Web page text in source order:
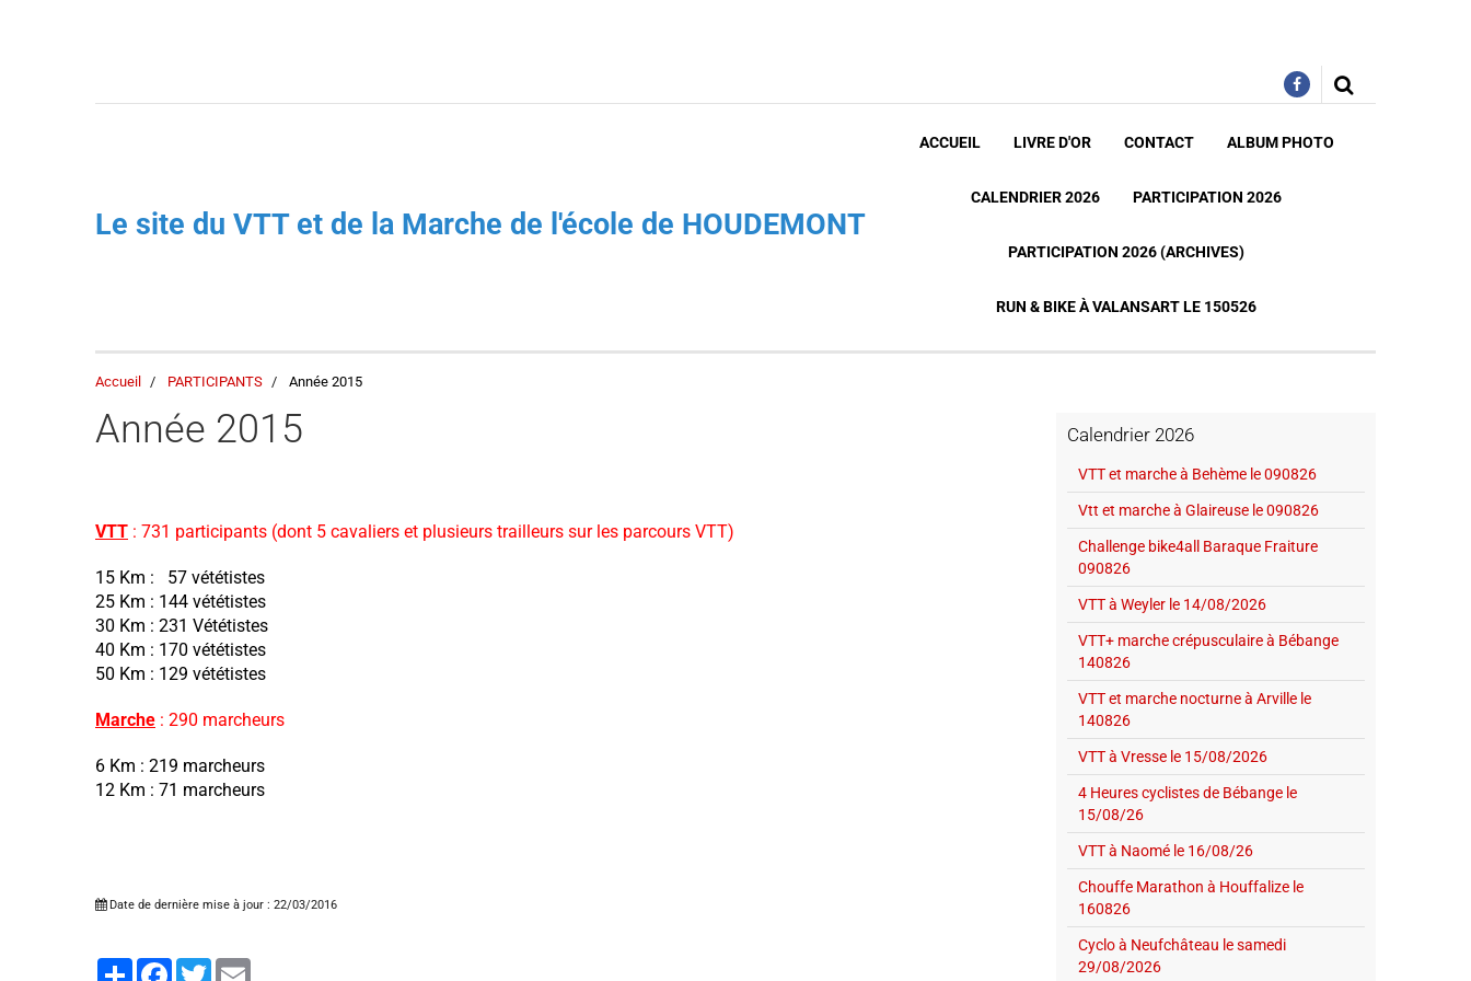
Le site du VTT et de la Marche de l'école de HOUDEMONT
ACCUEIL LIVRE D'OR CONTACT ALBUM PHOTO
CALENDRIER 2026 PARTICIPATION 2026
PARTICIPATION 2026 (ARCHIVES)
RUN & BIKE À VALANSART LE 150526
Accueil PARTICIPANTS Année 2015
Année 2015
VTT : 731 participants (dont 5 cavaliers et plusieurs trailleurs sur les parcours VTT)
15 Km : 57 vététistes
25 Km : 144 vététistes
30 Km : 231 Vététistes
40 Km : 170 vététistes
50 Km : 129 vététistes
Marche : 290 marcheurs
6 Km : 219 marcheurs
12 Km : 71 marcheurs
Date de dernière mise à jour : 22/03/2016
PartagerFacebook
Twitter
Calendrier 2026
VTT et marche à Behème le 090826
Vtt et marche à Glaireuse le 090826
Challenge bike4all Baraque Fraiture
090826
VTT à Weyler le 14/08/2026
VTT+ marche crépusculaire à Bébange
140826
VTT et marche nocturne à Arville le
140826
VTT à Vresse le 15/08/2026
4 Heures cyclistes de Bébange le
15/08/26
VTT à Naomé le 16/08/26
Chouffe Marathon à Houffalize le
160826
Cyclo à Neufchâteau le samedi
29/08/2026